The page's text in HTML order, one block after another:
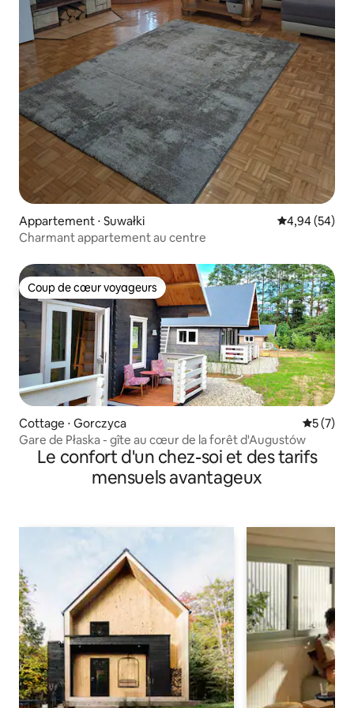
Appartement ⋅ Suwałki Évaluation
4,94 (54)
Charmant appartement au centre
Coup de cœur voyageurs
Coup de cœur voyageurs
Cottage ⋅ Gorczyca
5 (7)
Gare de Płaska - gîte au cœur de la forêt d'Augustów
Le confort d'un chez-soi et des tarifs
mensuels avantageux